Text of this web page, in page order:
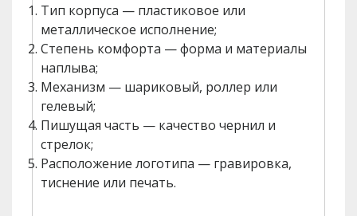
Тип корпуса — пластиковое или
металлическое исполнение;
Степень комфорта — форма и материалы
наплыва;
Механизм — шариковый, роллер или
гелевый;
Пишущая часть — качество чернил и
стрелок;
Расположение логотипа — гравировка,
тиснение или печать.